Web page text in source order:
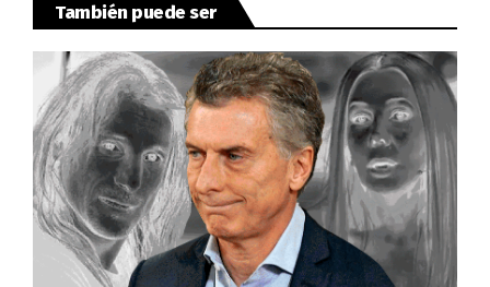
También puede ser